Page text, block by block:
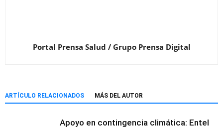
Portal Prensa Salud / Grupo Prensa Digital
ARTÍCULO RELACIONADOS MÁS DEL AUTOR
Apoyo en contingencia climática: Entel